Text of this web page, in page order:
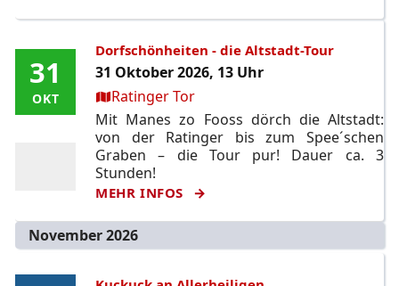
31
OKT
31
OKT
Dorfschönheiten - die Altstadt-Tour
31 Oktober 2026, 13 Uhr
Ort:Ratinger Tor
Mit Manes zo Fooss dörch die Altstadt:
von der Ratinger bis zum Spee´schen
Graben – die Tour pur! Dauer ca. 3
Stunden!
MEHR INFOS
November 2026